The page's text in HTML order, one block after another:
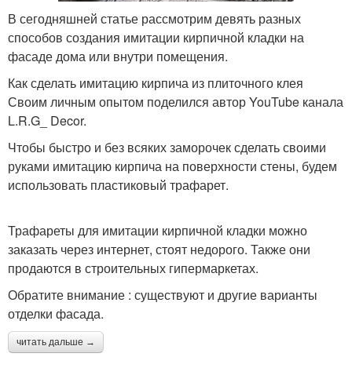
В сегодняшней статье рассмотрим девять разных
способов создания имитации кирпичной кладки на
фасаде дома или внутри помещения.
Как сделать имитацию кирпича из плиточного клея
Своим личным опытом поделился автор YouTube канала
L.R.G_ Decor.
Чтобы быстро и без всяких заморочек сделать своими
руками имитацию кирпича на поверхности стены, будем
использовать пластиковый трафарет.
Трафареты для имитации кирпичной кладки можно
заказать через интернет, стоят недорого. Также они
продаются в строительных гипермаркетах.
Обратите внимание : существуют и другие варианты
отделки фасада.
читать дальше →